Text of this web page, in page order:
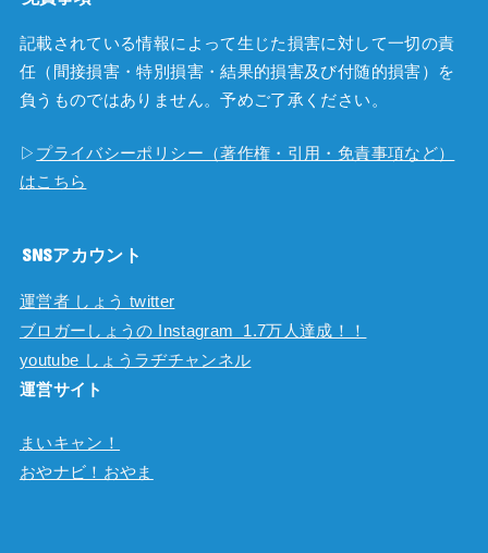
記載されている情報によって生じた損害に対して一切の責
任（間接損害・特別損害・結果的損害及び付随的損害）を
負うものではありません。予めご了承ください。
▷ プライバシーポリシー（著作権・引用・免責事項など）
はこちら
SNSアカウント
運営者 しょう twitter
ブロガーしょうの Instagram 1.7万人達成！！
youtube しょうラヂチャンネル
運営サイト
まいキャン！
おやナビ！おやま